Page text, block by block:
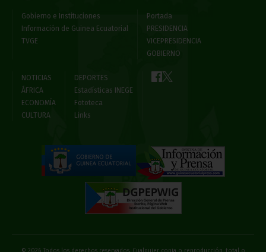
Gobierno e Instituciones
Información de Guinea Ecuatorial
TVGE
Portada
PRESIDENCIA
VICEPRESIDENCIA
GOBIERNO
NOTICIAS
ÁFRICA
ECONOMÍA
CULTURA
DEPORTES
Estadísticas INEGE
Fototeca
Links